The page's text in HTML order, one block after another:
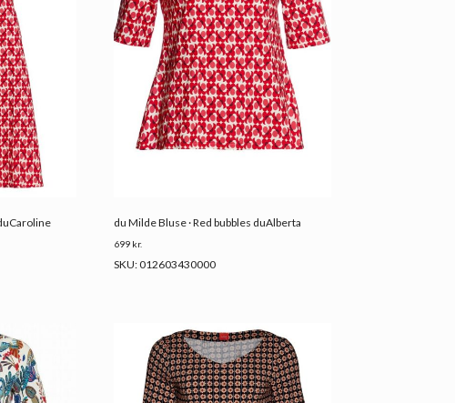
du Milde Bluse · Red bubbles duAlberta
699 kr.
SKU: 012603430000